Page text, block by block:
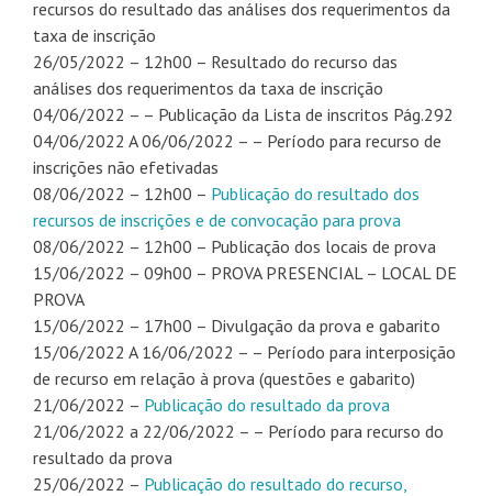
recursos do resultado das análises dos requerimentos da
taxa de inscrição
26/05/2022 – 12h00 – Resultado do recurso das
análises dos requerimentos da taxa de inscrição
04/06/2022 – – Publicação da Lista de inscritos Pág.292
04/06/2022 A 06/06/2022 – – Período para recurso de
inscrições não efetivadas
08/06/2022 – 12h00 – Publicação do resultado dos
recursos de inscrições e de convocação para prova
08/06/2022 – 12h00 – Publicação dos locais de prova
15/06/2022 – 09h00 – PROVA PRESENCIAL – LOCAL DE
PROVA
15/06/2022 – 17h00 – Divulgação da prova e gabarito
15/06/2022 A 16/06/2022 – – Período para interposição
de recurso em relação à prova (questões e gabarito)
21/06/2022 – Publicação do resultado da prova
21/06/2022 a 22/06/2022 – – Período para recurso do
resultado da prova
25/06/2022 – Publicação do resultado do recurso,